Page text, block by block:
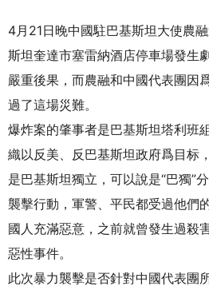
4月21日晚中國駐巴基斯坦大使農
斯坦奎達市塞雷納酒店停車場發生
嚴重後果，而農融和中國代表團因
過了這場災難。
爆炸案的肇事者是巴基斯坦塔利班
織以反美、反巴基斯坦政府爲目标
是巴基斯坦獨立，可以說是“巴獨”
襲擊行動，軍警、平民都受過他們
國人充滿惡意，之前就曾發生過殺
惡性事件。
此次暴力襲擊是否針對中國代表團